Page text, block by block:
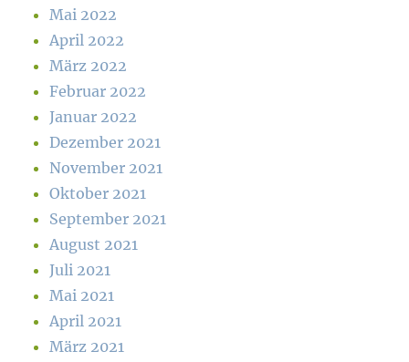
Mai 2022
April 2022
März 2022
Februar 2022
Januar 2022
Dezember 2021
November 2021
Oktober 2021
September 2021
August 2021
Juli 2021
Mai 2021
April 2021
März 2021